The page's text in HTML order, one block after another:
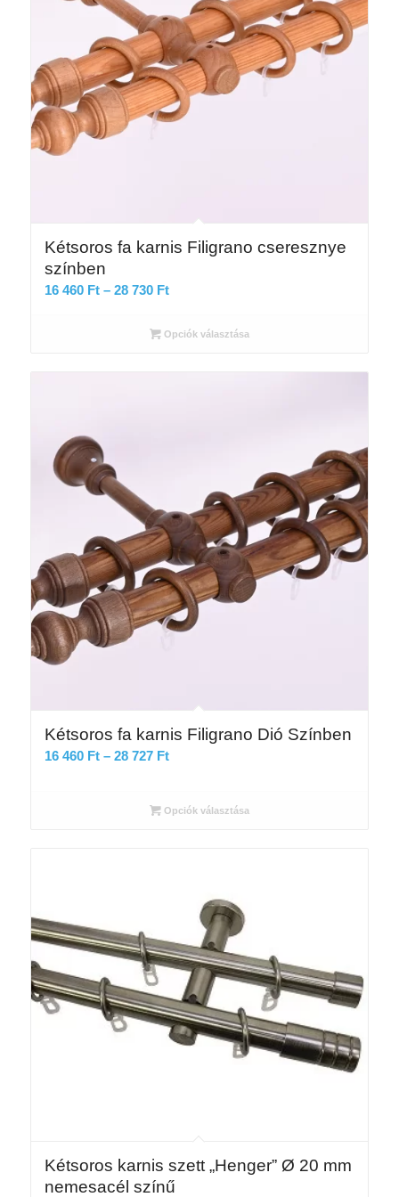
Kétsoros fa karnis Filigrano cseresznye
színben
16 460 Ft – 28 730 FtÁrtartomány:
460 Ft
Opciók választása
Kétsoros fa karnis Filigrano Dió Színben
16 460 Ft – 28 727 FtÁrtartomány:
-
Opciók választása
Kétsoros karnis szett „Henger” Ø 20 mm
nemesacél színű